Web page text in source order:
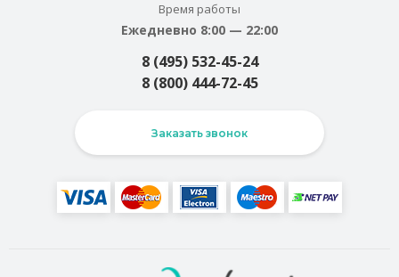
Время работы
Ежедневно 8:00 — 22:00
8 (495) 532-45-24
8 (800) 444-72-45
Заказать звонок